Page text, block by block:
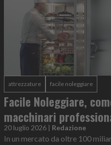
attrezzature facile noleggiare
Facile Noleggiare,
macchinari
20 luglio 2026 | Redazione
In un mercato da oltre 100